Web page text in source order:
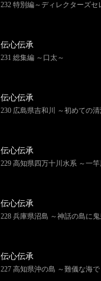
232 特別編～ディレクターズセ
伝心伝承
231 総集編 ～口太～
伝心伝承
230 広島県吉和川 ～初めての
伝心伝承
229 高知県四万十川水系 ～一竿
伝心伝承
228 兵庫県沼島 ～神話の島に
伝心伝承
227 高知県沖の島 ～難儀な海